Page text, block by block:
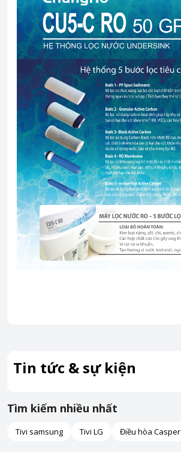
Tin tức & sự kiện
Tìm kiếm nhiều nhất
Tivi samsung Tivi LG Điều hòa Casper